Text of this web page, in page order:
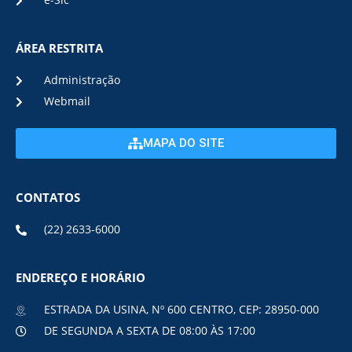
ÁREA RESTRITA
Administração
Webmail
MAPA DO SITE
CONTATOS
(22) 2633-6000
ENDEREÇO E HORÁRIO
ESTRADA DA USINA, Nº 600 CENTRO, CEP: 28950-000
DE SEGUNDA A SEXTA DE 08:00 ÀS 17:00